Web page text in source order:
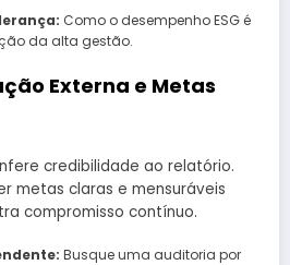
Como o desempenho ESG é
da alta gestão.
Externa e Metas
credibilidade ao relatório.
metas claras e mensuráveis
compromisso contínuo.
Busque uma auditoria por